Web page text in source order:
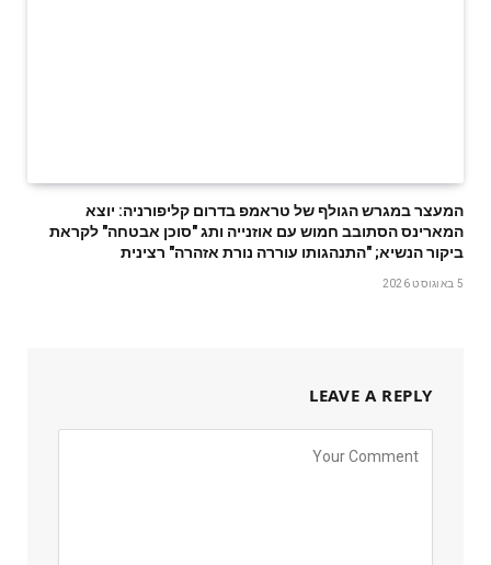
המעצר במגרש הגולף של טראמפ בדרום קליפורניה: יוצא
המארינס הסתובב חמוש עם אוזנייה ותג "סוכן אבטחה" לקראת
ביקור הנשיא; "התנהגותו עוררה נורת אזהרה" רצינית
5 באוגוסט 2026
LEAVE A REPLY